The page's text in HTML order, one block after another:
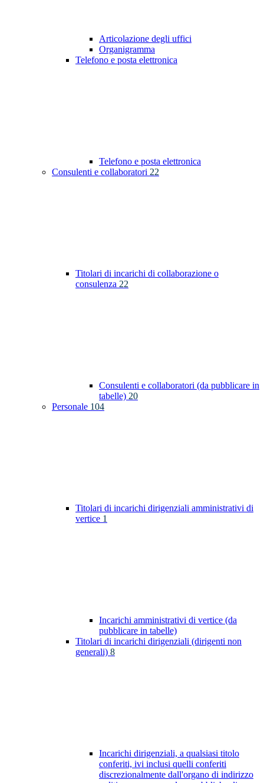
Articolazione degli uffici
Organigramma
Telefono e posta elettronica
Telefono e posta elettronica
Consulenti e collaboratori 22
Titolari di incarichi di collaborazione o
consulenza 22
Consulenti e collaboratori (da pubblicare in
tabelle) 20
Personale 104
Titolari di incarichi dirigenziali amministrativi di
vertice 1
Incarichi amministrativi di vertice (da
pubblicare in tabelle)
Titolari di incarichi dirigenziali (dirigenti non
generali) 8
Incarichi dirigenziali, a qualsiasi titolo
conferiti, ivi inclusi quelli conferiti
discrezionalmente dall'organo di indirizzo